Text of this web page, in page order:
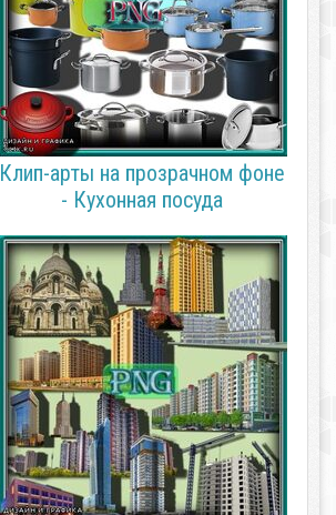
Клип-арты на прозрачном фоне
- Кухонная посуда